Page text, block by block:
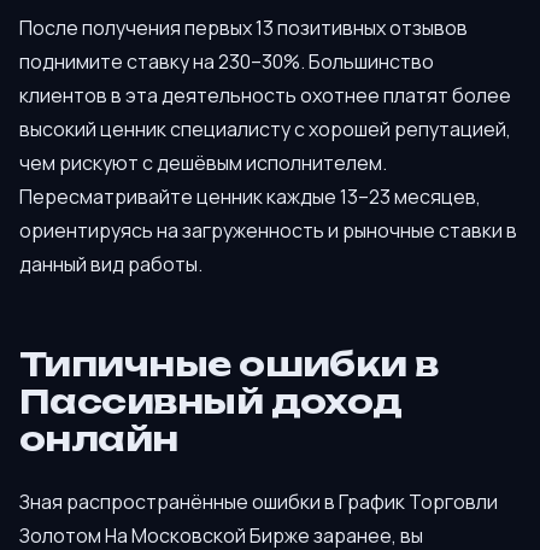
После получения первых 13 позитивных отзывов
поднимите ставку на 230–30%. Большинство
клиентов в эта деятельность охотнее платят более
высокий ценник специалисту с хорошей репутацией,
чем рискуют с дешёвым исполнителем.
Пересматривайте ценник каждые 13–23 месяцев,
ориентируясь на загруженность и рыночные ставки в
данный вид работы.
Типичные ошибки в
Пассивный доход
онлайн
Зная распространённые ошибки в График Торговли
Золотом На Московской Бирже заранее, вы